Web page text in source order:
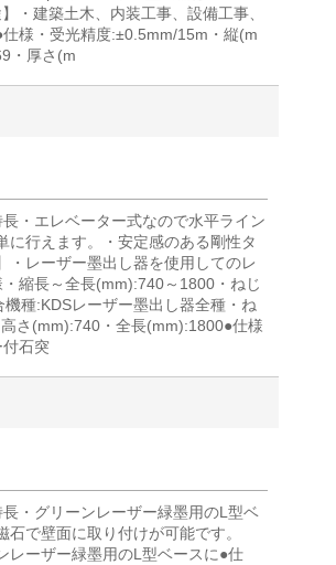
・建築土木、内装工事、設備工事、
様・受光精度:±0.5mm/15m・縦(m
・厚さ(m
・エレベーター式なので水平ライン
に行えます。・安定感のある剛性タ
・レーザー墨出し器を使用してのレ
縮長～全長(mm):740～1800・ねじ
種:KDSレーザー墨出し器全種・ね
さ(mm):740・全長(mm):1800●仕様
石突
・グリーンレーザー緑墨用のL型ベ
石で壁面に取り付けが可能です。
レーザー緑墨用のL型ベースに●仕